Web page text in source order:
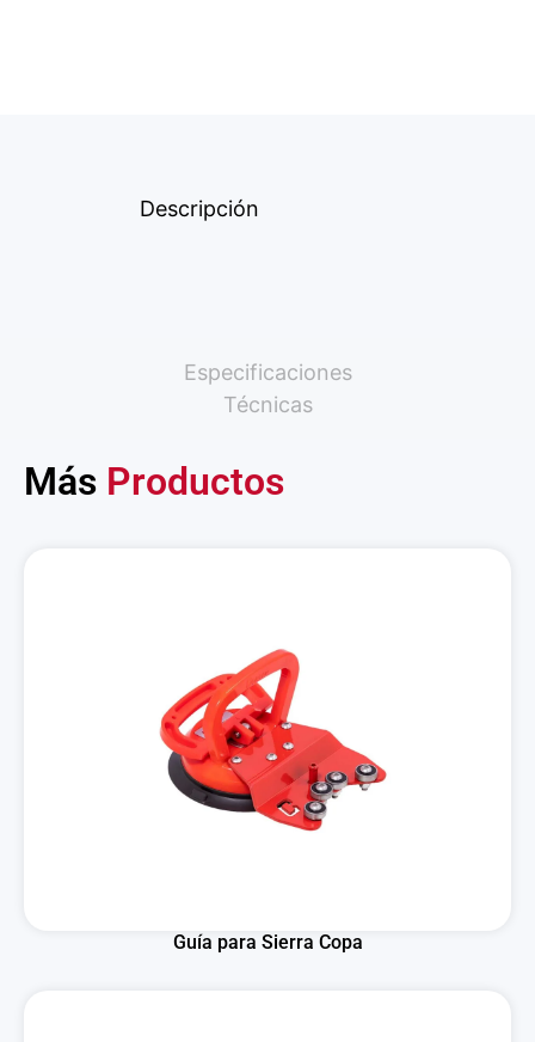
Descripción
Especificaciones
Técnicas
Más Productos
Guía para Sierra Copa